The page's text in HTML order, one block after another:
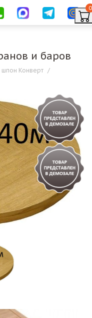
0
и баров
Конверт /